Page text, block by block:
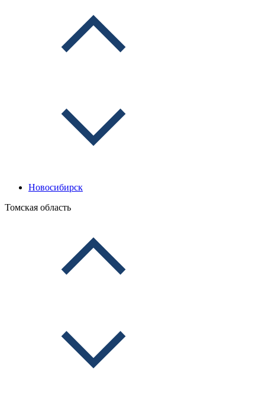
Новосибирск
Томская область